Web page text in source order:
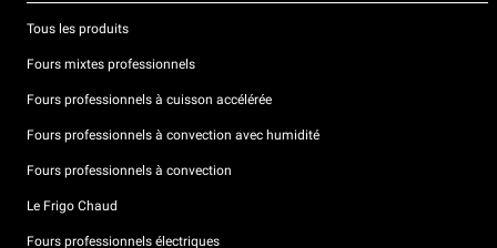
Tous les produits
Fours mixtes professionnels
Fours professionnels à cuisson accélérée
Fours professionnels à convection avec humidité
Fours professionnels à convection
Le Frigo Chaud
Fours professionnels électriques